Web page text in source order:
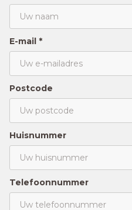
E-mail *
Postcode
Huisnummer
Telefoonnummer